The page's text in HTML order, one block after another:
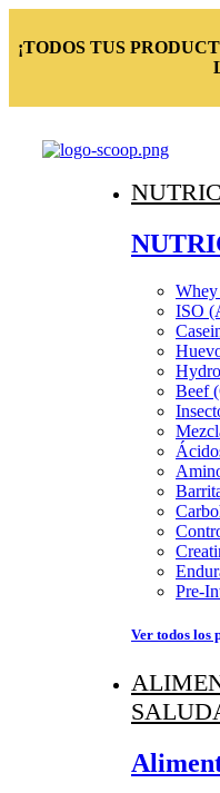
¡TODOS TUS
Whey
ISO
Beef
Pre-
Ver todos los